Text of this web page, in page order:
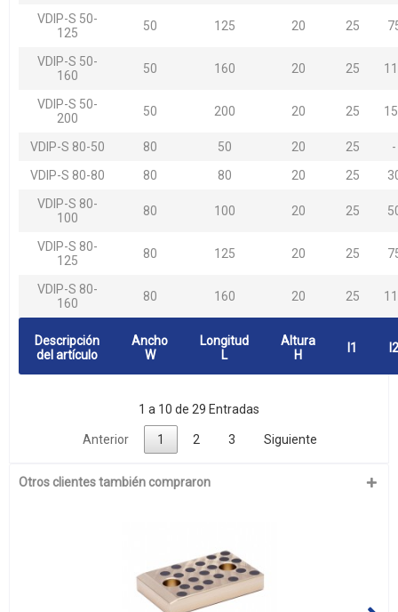
VDIP-S 50-
125
50 125 20 25
VDIP-S 50-
160
50 160 20 25
VDIP-S 50-
200
50 200 20 25
VDIP-S 80-50 80 50 20 25
-
VDIP-S 80-80
80 80 20 25
VDIP-S 80-
100
80 100 20 25
VDIP-S 80-
125
80 125 20 25
VDIP-S 80-
160
80 160 20 25
Descripción
del artículo
Ancho
W
Longitud
L
Altura
H
l1 l2
1 a 10 de 29 Entradas
Anterior 1 2 3 Siguiente
Otros clientes también compraron